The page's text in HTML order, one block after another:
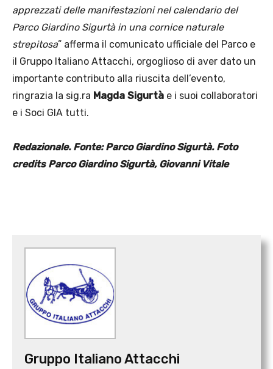
apprezzati delle manifestazioni nel calendario del
Parco Giardino Sigurtà in una cornice naturale
strepitosa” afferma il comunicato ufficiale del Parco e
il Gruppo Italiano Attacchi, orgoglioso di aver dato un
importante contributo alla riuscita dell’evento,
ringrazia la sig.ra Magda Sigurtà e i suoi collaboratori
e i Soci GIA tutti.
Redazionale. Fonte: Parco Giardino Sigurtà. Foto
credits Parco Giardino Sigurtà, Giovanni Vitale
Gruppo Italiano Attacchi